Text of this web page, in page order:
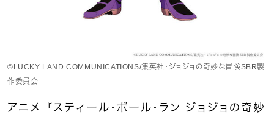
©LUCKY LAND COMMUNICATIONS/集英社・ジョジョの奇妙な冒険SBR製
作委員会
アニメ『スティール・ボール・ラン ジョジョの奇妙